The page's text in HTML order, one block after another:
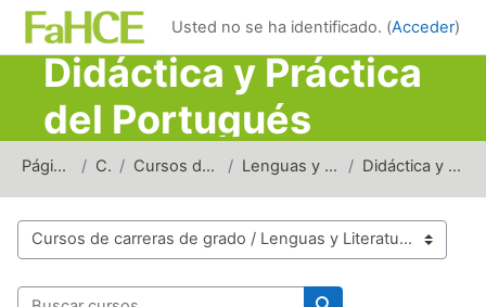
Salta al contenido principal
Usted no se ha identificado. (Acceder)
Didáctica y Práctica
del Portugués
Página Principal Cursos Cursos de carreras de grado Lenguas y Literaturas Modernas Didáctica y Práctica del Portugués
Categorías
Buscar cursos